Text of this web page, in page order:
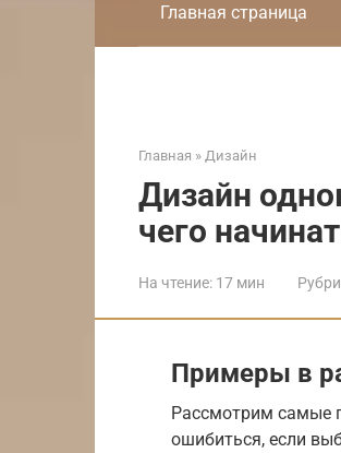
Главная страница
Главная » Дизайн
Дизайн
чего
На чтение: 17 мин
Примеры в
Рассмотрим самые
ошибиться, если